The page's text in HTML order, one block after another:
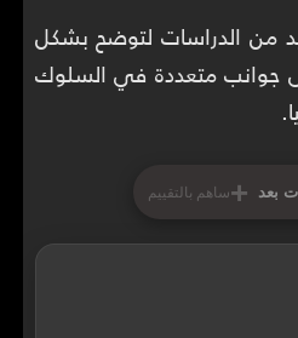
من الدراسات لتوضح بشكل
جوانب متعددة في السلوك
بعد +ساهم بالتقييم